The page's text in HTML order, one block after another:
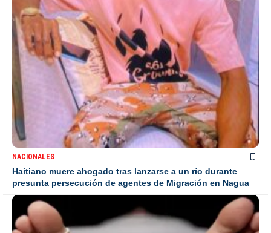
NACIONALES
Haitiano muere ahogado tras lanzarse a un río durante
presunta persecución de agentes de Migración en Nagua